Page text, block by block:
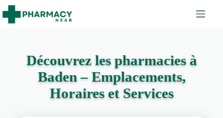
Découvrez les pharmacies à
Baden – Emplacements,
Horaires et Services